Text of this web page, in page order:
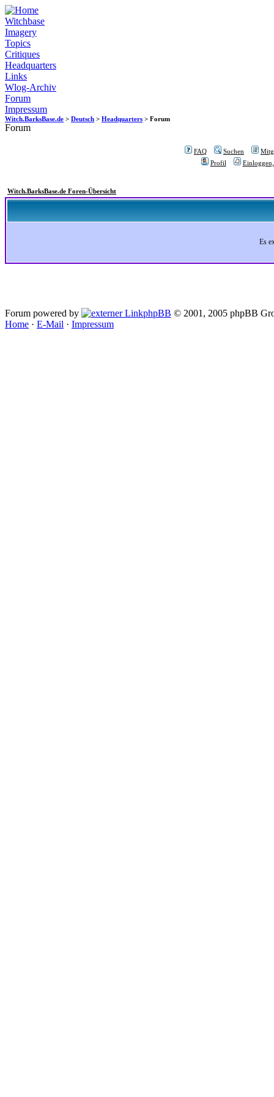
Witchbase
Imagery
Topics
Critiques
Headquarters
Links
Wlog-Archiv
Forum
Impressum
Witch.BarksBase.de > Deutsch > Headquarters > Forum
Forum
FAQ Suchen
Profil
Witch.BarksBase.de Foren-Übersicht
Es
Forum powered by phpBB © 2001, 2005 phpBB
Home · E-Mail · Impressum